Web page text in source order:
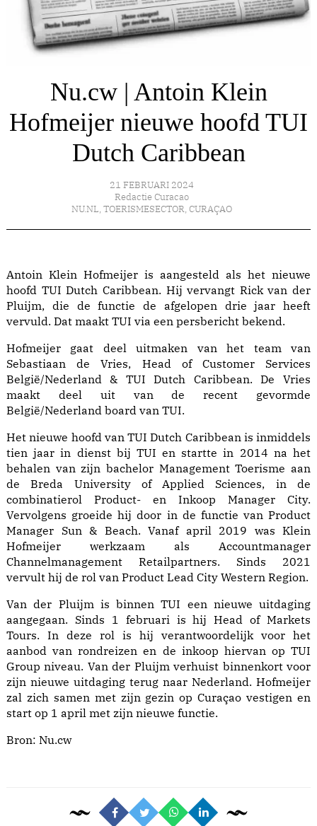
Nu.cw | Antoin Klein
Hofmeijer nieuwe hoofd TUI
Dutch Caribbean
21 FEBRUARI 2024
Redactie Curacao
NU.NL, TOERISMESECTOR, CURAÇAO
Antoin Klein Hofmeijer is aangesteld als het nieuwe
hoofd TUI Dutch Caribbean. Hij vervangt Rick van der
Pluijm, die de functie de afgelopen drie jaar heeft
vervuld. Dat maakt TUI via een persbericht bekend.
Hofmeijer gaat deel uitmaken van het team van
Sebastiaan de Vries, Head of Customer Services
België/Nederland & TUI Dutch Caribbean. De Vries
maakt deel uit van de recent gevormde
België/Nederland board van TUI.
Het nieuwe hoofd van TUI Dutch Caribbean is inmiddels
tien jaar in dienst bij TUI en startte in 2014 na het
behalen van zijn bachelor Management Toerisme aan
de Breda University of Applied Sciences, in de
combinatierol Product- en Inkoop Manager City.
Vervolgens groeide hij door in de functie van Product
Manager Sun & Beach. Vanaf april 2019 was Klein
Hofmeijer werkzaam als Accountmanager
Channelmanagement Retailpartners. Sinds 2021
vervult hij de rol van Product Lead City Western Region.
Van der Pluijm is binnen TUI een nieuwe uitdaging
aangegaan. Sinds 1 februari is hij Head of Markets
Tours. In deze rol is hij verantwoordelijk voor het
aanbod van rondreizen en de inkoop hiervan op TUI
Group niveau. Van der Pluijm verhuist binnenkort voor
zijn nieuwe uitdaging terug naar Nederland. Hofmeijer
zal zich samen met zijn gezin op Curaçao vestigen en
start op 1 april met zijn nieuwe functie.
Bron: Nu.cw